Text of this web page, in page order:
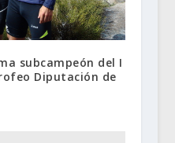
subcampeón del I
Diputación de